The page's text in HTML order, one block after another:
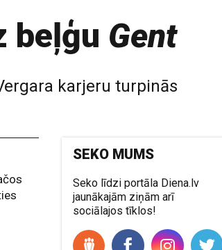
beļģu Gent
karjeru turpinās
SEKO MUMS
Seko līdzi portāla Diena.lv
jaunākajām ziņām arī
sociālajos tīklos!